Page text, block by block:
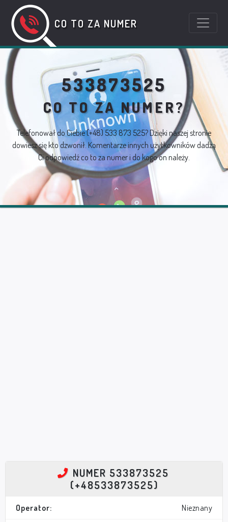
CO TO ZA NUMER
533873525
CO TO ZA NUMER?
Telefonował do Ciebie(+48) 533 873 525? Dzięki naszej stronie
dowiesz się kto dzwonił. Komentarze innych użytkowników dadzą
Ci odpowiedź co to za numer i do kogo on należy.
NUMER 533873525
(+48533873525)
Operator: Nieznany